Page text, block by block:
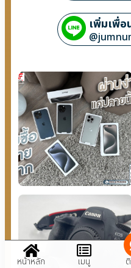
เพิ่มเพื่อ
หน้าหลัก เมนู